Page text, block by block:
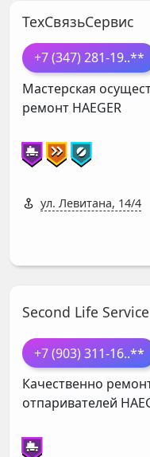
ТехСвязьСервис
+7 (347) 281-19..**
Мастерская
ремонт HAEGER
ул. Левитана, 14/4
Second Life Service
+7 (903) 311-16..**
Качественно
отпаривателей